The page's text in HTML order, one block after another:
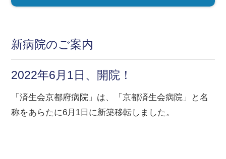
新病院のご案内
2022年6月1日、開院！
「済生会京都府病院」は、「京都済生会病院」と名
称をあらたに6月1日に新築移転しました。